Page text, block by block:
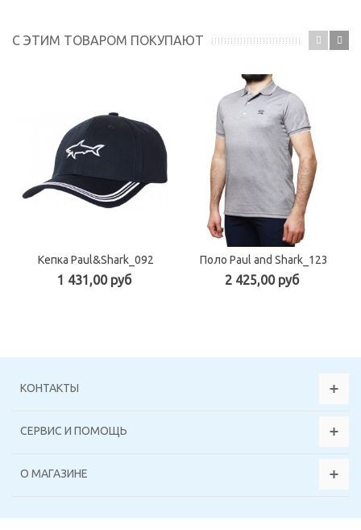
С ЭТИМ ТОВАРОМ ПОКУПАЮТ
Кепка Paul&Shark_092
1 431,00 руб
Поло Paul and Shark_123
2 425,00 руб
КОНТАКТЫ
СЕРВИС И ПОМОЩЬ
О МАГАЗИНЕ